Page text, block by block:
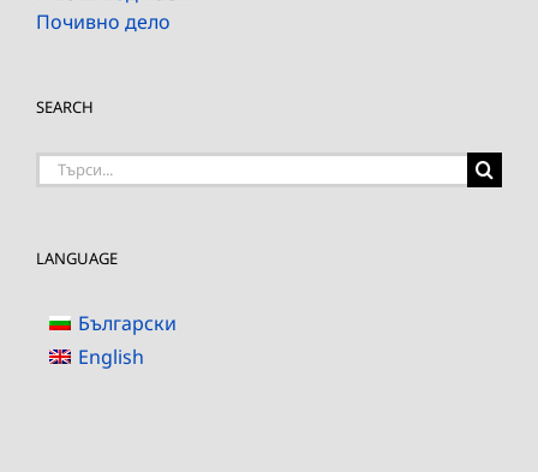
Почивно дело
SEARCH
Търсене
LANGUAGE
Български
English